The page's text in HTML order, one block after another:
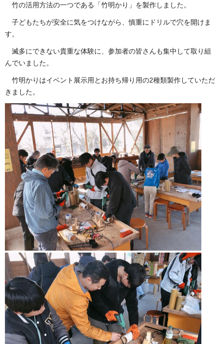
竹の活用方法の一つである「竹明かり」を製作しました。
子どもたちが安全に気をつけながら、慎重にドリルで穴を開けま
す。
滅多にできない貴重な体験に、参加者の皆さんも集中して取り組
んでいました。
竹明かりはイベント展示用とお持ち帰り用の2種類製作していただ
きました。